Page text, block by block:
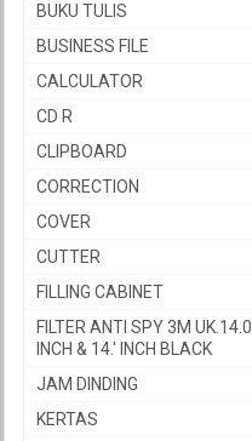
BUKU TULIS
BUSINESS FILE
CALCULATOR
CD R
CLIPBOARD
CORRECTION
COVER
CUTTER
FILLING CABINET
FILTER ANTI SPY 3M UK.14.0
INCH & 14.' INCH BLACK
JAM DINDING
KERTAS